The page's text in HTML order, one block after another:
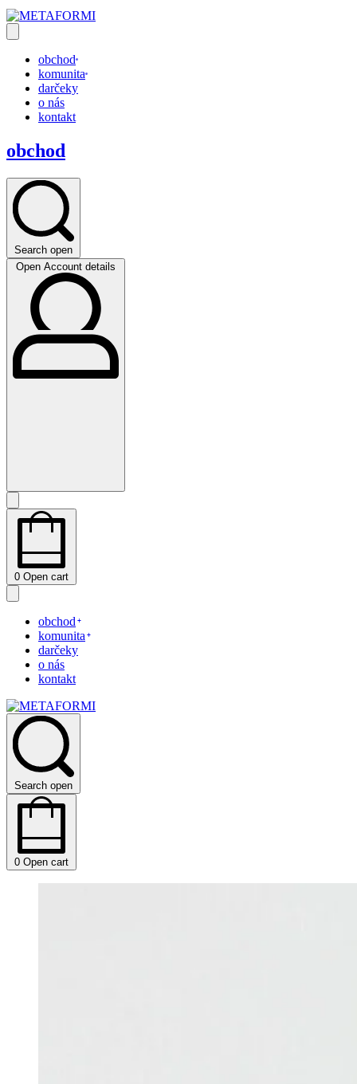
obchod
komunita
darčeky
o nás
kontakt
obchod
Search open
Open Account details
0 Open cart
obchod
komunita
darčeky
o nás
kontakt
Search open
0 Open cart